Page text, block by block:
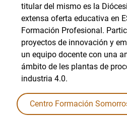
titular del mismo es la
extensa oferta educativa en
Formación Profesional.
proyectos de innovación y
un equipo docente con una
ámbito de les plantas de
industria 4.0.
Centro Formación